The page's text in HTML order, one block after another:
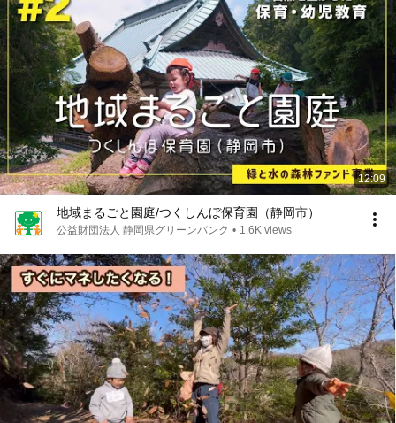
12:09
地域まるごと園庭/つくしんぼ保育園（静岡市）
公益財団法人 静岡県グリーンバンク • 1.6K views